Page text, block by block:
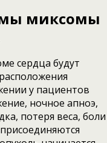
миксомы
сердца будут
у пациентов
ночное апноэ,
потеря веса, боли